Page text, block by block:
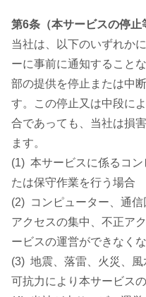
第6条（本サービスの停止
当社は、以下のいずれか
ーに事前に通知すること
部の提供を停止または中
す。この停止又は中段に
合であっても、当社は損
ます。
(1) 本サービスに係るコ
たは保守作業を行う場合
(2) コンピューター、通
アクセスの集中、不正ア
ービスの運営ができなく
(3) 地震、落雷、火災、
可抗力により本サービス